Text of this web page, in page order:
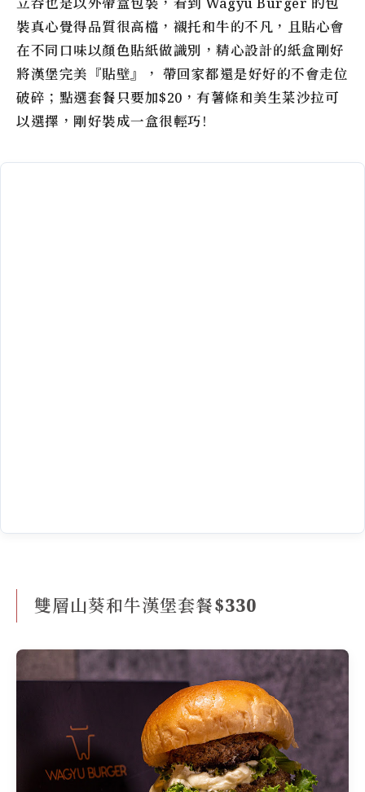
裝真心覺得品質很高檔，襯托和牛的不凡，且貼心會
在不同口味以顏色貼紙做識別，精心設計的紙盒剛好
將漢堡完美『貼壁』， 帶回家都還是好好的不會走位
破碎；點選套餐只要加$20，有薯條和美生菜沙拉可
以選擇，剛好裝成一盒很輕巧!
雙層山葵和牛漢堡套餐$330